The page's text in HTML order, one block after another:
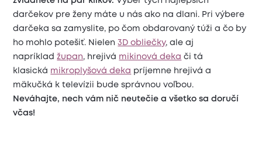
darčekov pre ženy máte u nás ako na dlani. Pri výbere
darčeka sa zamyslite, po čom obdarovaný túži a čo by
ho mohlo potešiť. Nielen3D obliečky, ale aj
napríkladžupan, hrejivá mikinová deka či tá
klasická mikroplyšová deka príjemne hrejivá a
mäkučká k televízii bude správnou voľbou.
Neváhajte, nech vám nič neutečie a všetko sa doručí
včas!